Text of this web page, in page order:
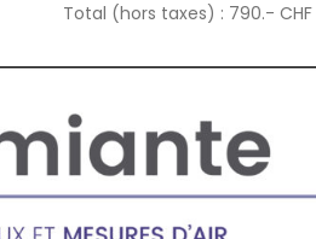
Total (hors taxes) : 790.- CHF